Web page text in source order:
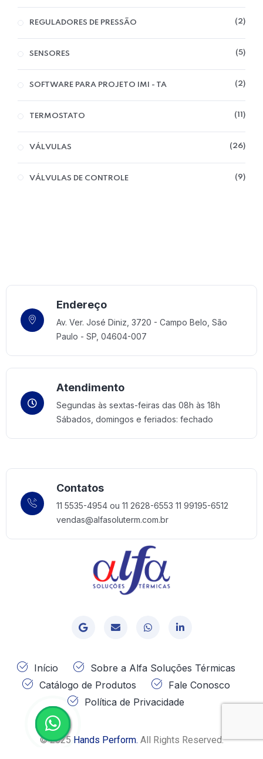
REGULADORES DE PRESSÃO 2
SENSORES 5
SOFTWARE PARA PROJETO IMI - TA 2
TERMOSTATO 11
VÁLVULAS 26
VÁLVULAS DE CONTROLE 9
Endereço
Av. Ver. José Diniz, 3720 - Campo Belo, São
Paulo - SP, 04604-007
Atendimento
Segundas às sextas-feiras das 08h às 18h
Sábados, domingos e feriados: fechado
Contatos
11 5535-4954 ou 11 2628-6553 11 99195-6512
vendas@alfasoluterm.com.br
Início
Sobre a Alfa Soluções Térmicas
Catálogo de Produtos
Fale Conosco
Política de Privacidade
© 2025 Hands Perform. All Rights Reserved.